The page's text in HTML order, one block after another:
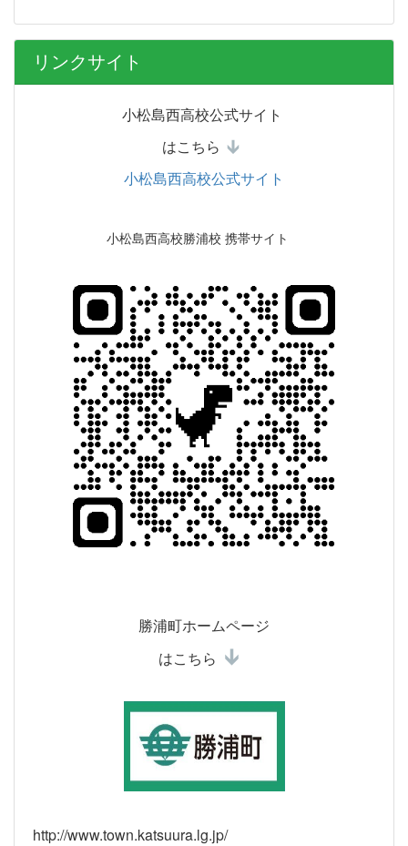
リンクサイト
小松島西高校公式サイト
はこちら
小松島西高校公式サイト
小松島西高校勝浦校 携帯サイト
勝浦町ホームページ
はこちら
http://www.town.katsuura.lg.jp/